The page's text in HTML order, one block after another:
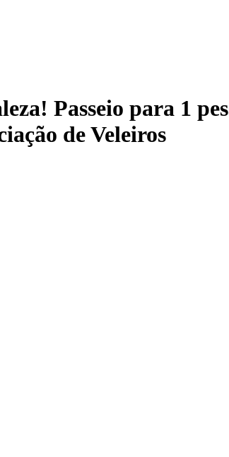
Passeio para 1
de Veleiros